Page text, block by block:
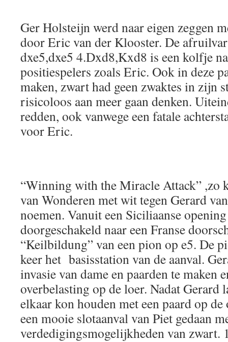
Ger Holsteijn werd naar eigen zeggen
door Eric van der Klooster. De
dxe5,dxe5 4.Dxd8,Kxd8 is een kolfje
positiespelers zoals Eric. Ook in deze
maken, zwart had geen zwaktes in zijn
risicoloos aan meer gaan denken.
redden, ook vanwege een fatale
voor Eric.
“Winning with the Miracle Attack” ,zo
van Wonderen met wit tegen Gerard
noemen. Vanuit een Siciliaanse
doorgeschakeld naar een Franse
“Keilbildung” van een pion op e5. De
keer het basisstation van de aanval.
invasie van dame en paarden te maken
overbelasting op de loer. Nadat Gerard
elkaar kon houden met een paard op
een mooie slotaanval van Piet gedaan
verdedigingsmogelijkheden van zwart.